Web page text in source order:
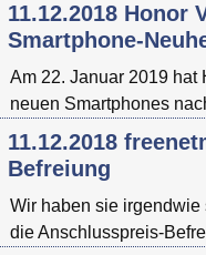
11.12.2018 Honor
Smartphone-
Am 22. Januar 2019 hat
neuen Smartphones
11.12.2018
Befreiung
Wir haben sie irgendwie
die Anschlusspreis-